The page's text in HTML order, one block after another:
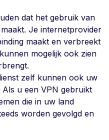
dat het gebruik van
Je internetprovider
maakt en verbreekt
mogelijk ook zien
zelf kunnen ook uw
u een VPN gebruikt
die in uw land
worden gevolgd en